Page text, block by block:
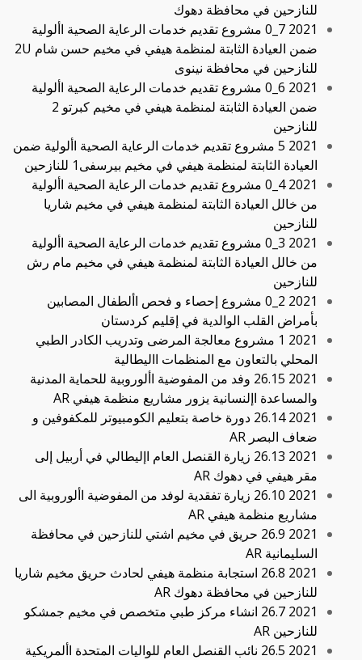
للنازحين في محافظة دهوك
2021 7_0 مشروع تقديم خدمات الرعاية الصحية األولية
ضمن العيادة الثابتة لمنظمة هيفي في مخيم حسن شام 2U
للنازحين في محافظة نينوى
2021 6_0 مشروع تقديم خدمات الرعاية الصحية األولية
ضمن العيادة الثابتة لمنظمة هيفي في مخيم كبرتو 2
للنازحين
2021 5 مشروع تقديم خدمات الرعاية الصحية األولية ضمن
العيادة الثابتة لمنظمة هيفي في مخيم بيرسفى1 للنازحين
2021 4_0 مشروع تقديم خدمات الرعاية الصحية األولية
من خالل العيادة الثابتة لمنظمة هيفي في مخيم شاريا
للنازحين
2021 3_0 مشروع تقديم خدمات الرعاية الصحية األولية
من خالل العيادة الثابتة لمنظمة هيفي في مخيم مام رش
للنازحين
2021 2_0 مشروع إحصاء و فحص األطفال المصابين
بأمراض القلب الوالدية في إقليم كردستان
2021 1 مشروع معالجة المرضى وتدريب الكادر الطبي
المحلي بالتعاون مع المنظمات االيطالية
2021 26.15 وفد من المفوضية األوروبية للحماية المدنية
والمساعدة اإلنسانية يزور مشاريع منظمة هيفي AR
2021 26.14 دورة خاصة بتعليم الكومبيوتر للمكفوفين و
ضعاف البصر AR
2021 26.13 زيارة القنصل العام اإليطالي في أربيل إلى
مقر هيفي في دهوك AR
2021 26.10 زيارة تفقدية لوفد من المفوضية األوروبية الى
مشاريع منظمة هيفي AR
2021 26.9 حريق في مخيم اشتي للنازحين في محافظة
السليمانية AR
2021 26.8 استجابة منظمة هيفي لحادث حريق مخيم شاريا
للنازحين في محافظة دهوك AR
2021 26.7 انشاء مركز طبي متخصص في مخيم جمشكو
للنازحين AR
2021 26.5 نائب القنصل العام للواليات المتحدة األمريكية